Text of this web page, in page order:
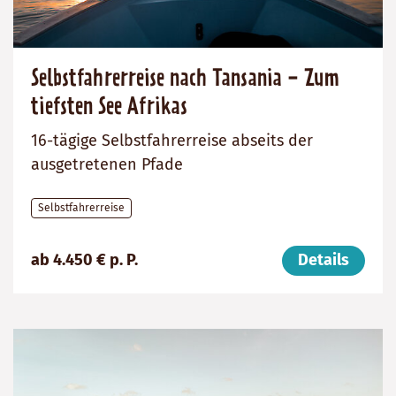
Selbstfahrerreise nach Tansania - Zum
tiefsten See Afrikas
16-tägige Selbstfahrerreise abseits der
ausgetretenen Pfade
Selbstfahrerreise
ab 4.450 € p. P. Details
(ab):
16
Tansania